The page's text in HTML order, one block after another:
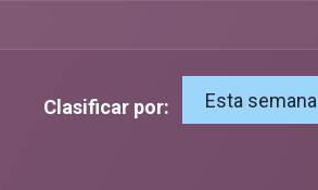
Clasificar por: Esta semana